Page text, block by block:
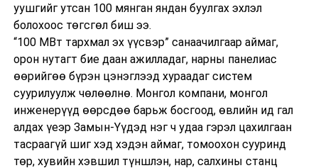
уушгийг утсан 100 мянган яндан буулгах эхлэл
болохоос төгсгөл биш ээ.
“100 МВт тархмал эх үүсвэр” санаачилгаар аймаг,
орон нутагт бие даан ажилладаг, нарны панелиас
өөрийгөө бүрэн цэнэглээд хураадаг систем
суурилуулж чөлөөлнө. Монгол компани, монгол
инженерүүд өөрсдөө барьж босгоод, өвлийн ид гал
алдах үеэр Замын-Үүдэд нэг ч удаа гэрэл цахилгаан
тасраагүй шиг хэд хэдэн аймаг, томоохон сууринд
төр, хувийн хэвшил түншлэн, нар, салхины станц